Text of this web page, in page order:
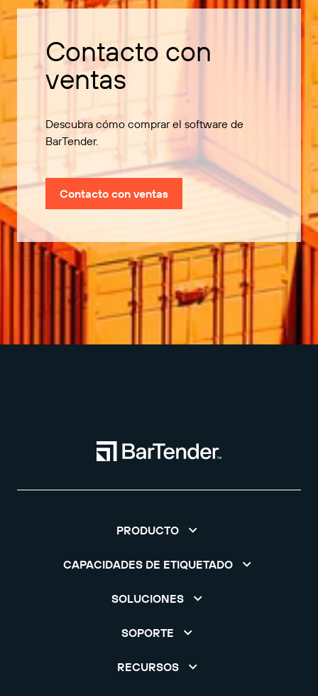
Contacto con
ventas
Descubra cómo comprar el software de
BarTender.
Contacto con ventas
PRODUCTO
CAPACIDADES DE ETIQUETADO
SOLUCIONES
SOPORTE
RECURSOS